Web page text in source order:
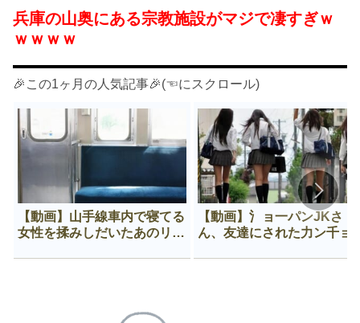
兵庫の山奥にある宗教施設がマジで凄すぎｗ
ｗｗｗｗ
🎉この1ヶ月の人気記事🎉(☜にスクロール)
【動画】山手線車内で寝てる
女性を揉みしだいたあのリー
【動画】氵ョ一パンJKさ
ん、友達にされた力ン千ョ